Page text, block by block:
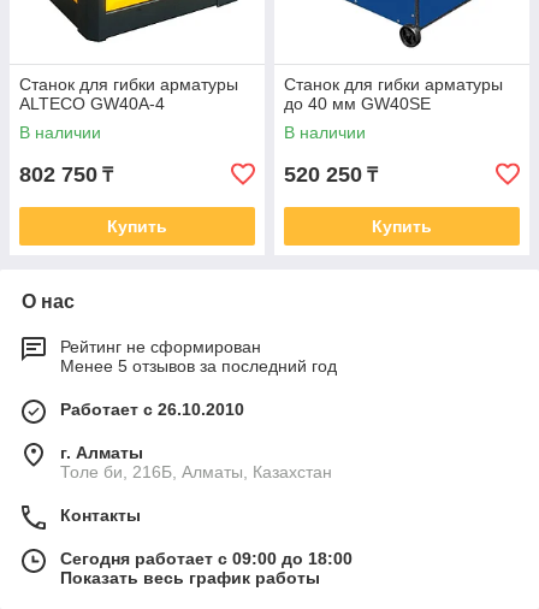
Станок для гибки арматуры
ALTECO GW40A-4
В наличии
802 750 ₸
Купить
Станок для гибки арматуры
до 40 мм GW40SE
В наличии
520 250 ₸
Купить
О нас
Рейтинг не сформирован
Менее 5 отзывов за последний год
Работает с 26.10.2010
г. Алматы
Толе би, 216Б, Алматы, Казахстан
Контакты
Сегодня работает с 09:00 до 18:00
Показать весь график работы